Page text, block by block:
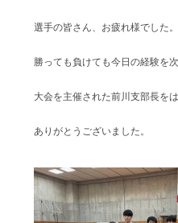
選手の皆さん、お疲れ様でした。
勝っても負けても今日の経験を
大会を主催された前川支部長を
ありがとうございました。